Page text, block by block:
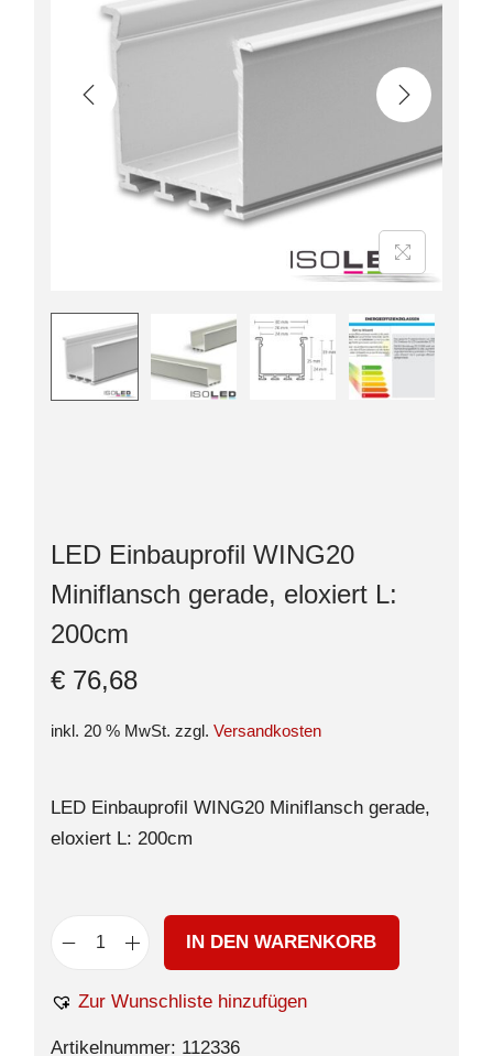
LED Einbauprofil WING20
Miniflansch gerade, eloxiert L:
200cm
€ 76,68
inkl. 20 % MwSt. zzgl. Versandkosten
LED Einbauprofil WING20 Miniflansch gerade,
eloxiert L: 200cm
IN DEN WARENKORB
Zur Wunschliste hinzufügen
Artikelnummer: 112336